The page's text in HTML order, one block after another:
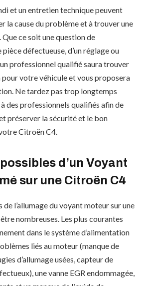
et un entretien technique peuvent
la cause du problème et à trouver une
ce soit une question de
pièce défectueuse, d’un réglage ou
un professionnel qualifié saura trouver
votre véhicule et vous proposera
Ne tardez pas trop longtemps
des professionnels qualifiés afin de
préserver la sécurité et le bon
Citroën C4.
d’un Voyant
sur une Citroën C4
de l’allumage du voyant moteur sur une
nombreuses. Les plus courantes
dans le système d’alimentation
liés au moteur (manque de
d’allumage usées, capteur de
une vanne EGR endommagée,